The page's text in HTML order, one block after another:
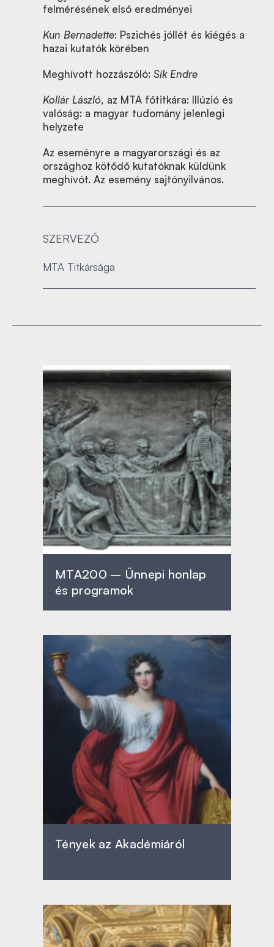
felmérésének első eredményei
Kun Bernadette: Pszichés jóllét és kiégés a
hazai kutatók körében
Meghívott hozzászóló: Sík Endre
Kollár László, az MTA főtitkára: Illúzió és
valóság: a magyar tudomány jelenlegi
helyzete
Az eseményre a magyarországi és az
országhoz kötődő kutatóknak küldünk
meghívót. Az esemény sajtónyilvános.
SZERVEZŐ
MTA Titkársága
MTA200 – Ünnepi honlap
és programok
Tények az Akadémiáról